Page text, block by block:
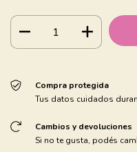
Compra protegida
Tus datos cuidados
Cambios y devoluciones
Si no te gusta, podés